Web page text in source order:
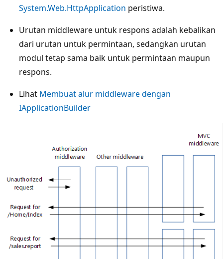
System.Web.HttpApplication peristiwa.
Urutan middleware untuk respons adalah kebalikan
dari urutan untuk permintaan, sedangkan urutan
modul tetap sama baik untuk permintaan maupun
respons.
Lihat Membuat alur middleware dengan
IApplicationBuilder